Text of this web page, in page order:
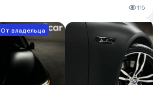
115
От владельца